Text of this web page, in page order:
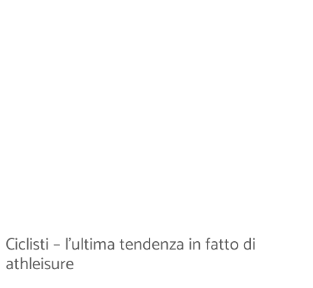
Ciclisti – l’ultima tendenza in fatto di
athleisure